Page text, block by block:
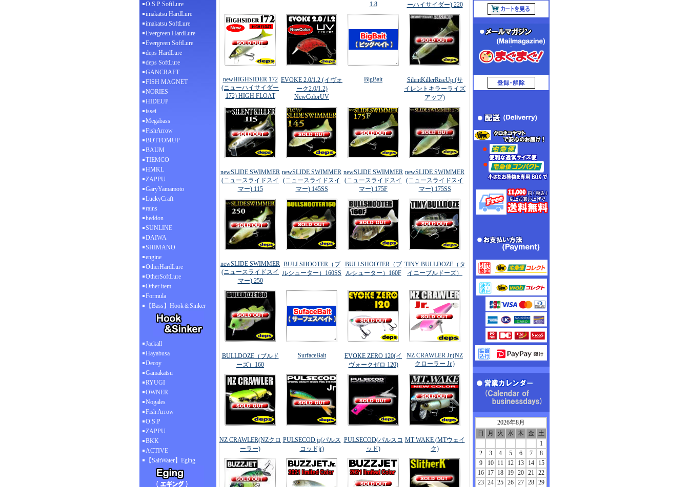
O.S.P SoftLure
imakatsu HardLure
imakatsu SoftLure
Evergreen HardLure
Evergreen SoftLure
deps HardLure
deps SoftLure
GANCRAFT
FISH MAGNET
NORIES
HIDEUP
issei
Megabass
FishArrow
BOTTOMUP
BAUM
TIEMCO
HMKL
ZAPPU
GaryYamamoto
LuckyCraft
rains
heddon
SUNLINE
DAIWA
SHIMANO
engine
OtherHardLure
OtherSoftLure
Other item
Formula
【Bass】Hook＆Sinker
Jackall
Hayabusa
Decoy
Gamakatsu
RYUGI
OWNER
Nogales
Fish Arrow
O.S.P
ZAPPU
BKK
ACTIVE
【SaltWater】Eging
1.8 ーハイサイダー) 220
newHIGHSIDER 172
(ニューハイサイダー
172) HIGH FLOAT
EVOKE 2.0/1.2 (イヴォ
ーク2.0/1.2)
NewColorUV
BigBait
SilentKillerRiseUp (サ
イレントキラーライズ
アップ)
newSLIDE SWIMMER
(ニュースライドスイ
マー) 115
newSLIDE SWIMMER
(ニュースライドスイ
マー) 145SS
newSLIDE SWIMMER
(ニュースライドスイ
マー) 175F
newSLIDE SWIMMER
(ニュースライドスイ
マー) 175SS
newSLIDE SWIMMER
(ニュースライドスイ
マー) 250
BULLSHOOTER（ブ
ルシューター）160SS
BULLSHOOTER（ブ
ルシューター）160F
TINY BULLDOZE（タ
イニーブルドーズ）
BULLDOZE（ブルド
ーズ）160
SurfaceBait
EVOKE ZERO 120(イ
ヴォークゼロ 120)
NZ CRAWLER Jr.(NZ
クローラー Jr.)
NZ CRAWLER(NZクロ
ーラー)
PULSECOD jr(パルス
コッドjr)
PULSECOD(パルスコ
ッド)
MT WAKE (MTウェイ
ク)
2026年8月
日
月 火 水 木 金
土
1
2
3 4 5 6 7
8
9
10 11 12 13 14
15
16
17 18 19 20 21
22
23 24 25 26 27 28 29